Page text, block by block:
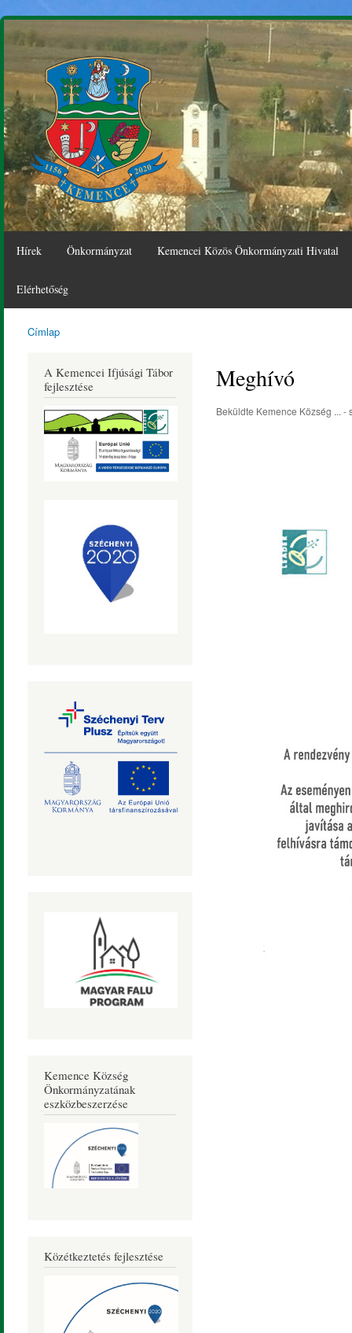
Hírek Önkormányzat Kemencei Közös Önkormányzati Hivatal
Elérhetőség
Kemence
Község
Honlapja
Címlap
A Kemencei Ifjúsági Tábor
fejlesztése
Kemence Község
Önkormányzatának
eszközbeszerzése
Közétkeztetés fejlesztése
Meghívó
Beküldte Kemence Község ... -